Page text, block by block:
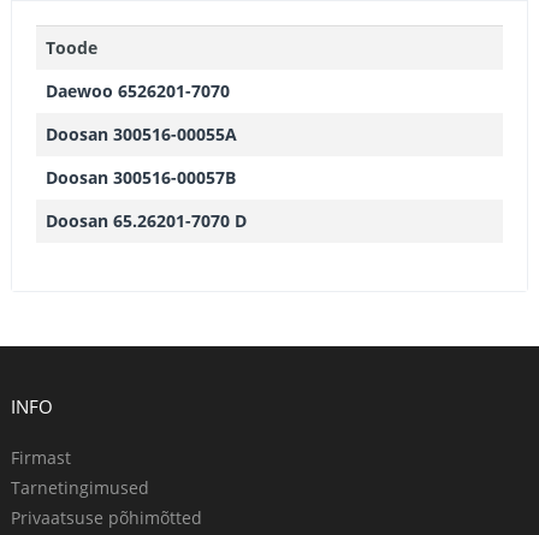
Toode
Daewoo 6526201-7070
Doosan 300516-00055A
Doosan 300516-00057B
Doosan 65.26201-7070 D
INFO
Firmast
Tarnetingimused
Privaatsuse põhimõtted